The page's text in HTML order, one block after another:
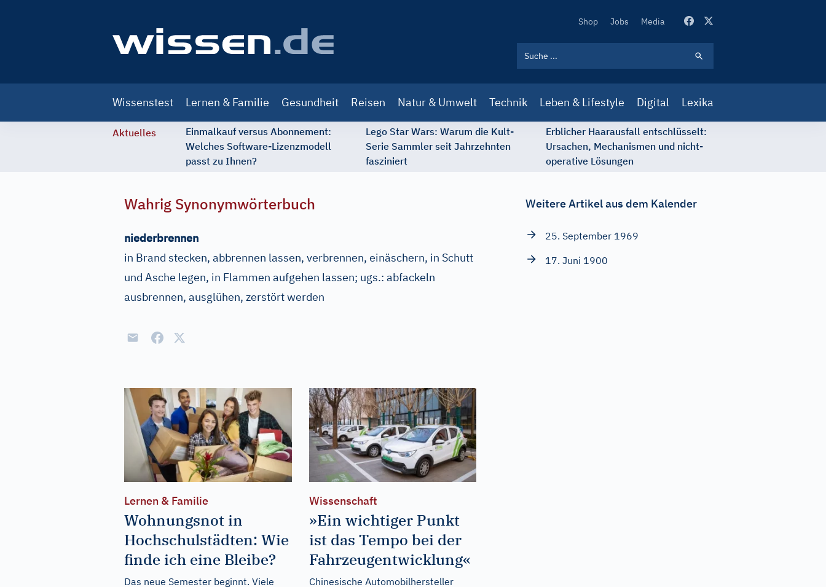
Secondary
Shop Jobs Media
navigation
Wissenstest Lernen & Familie Gesundheit Reisen Natur & Umwelt Technik Leben & Lifestyle Digital Lexika
Aktuelles
Einmalkauf versus Abonnement:
Welches Software-Lizenzmodell
passt zu Ihnen?
Lego Star Wars: Warum die Kult-
Serie Sammler seit Jahrzehnten
fasziniert
Erblicher Haarausfall entschlüsselt:
Ursachen, Mechanismen und nicht-
operative Lösungen
Wahrig Synonymwörterbuch
niederbrennen
in Brand stecken, abbrennen lassen, verbrennen, einäschern, in Schutt
und Asche legen, in Flammen aufgehen lassen; ugs.: abfackeln
ausbrennen, ausglühen, zerstört werden
Lernen & Familie
Wohnungsnot in
Hochschulstädten: Wie
finde ich eine Bleibe?
Das neue Semester beginnt. Viele
Wissenschaft
»Ein wichtiger Punkt
ist das Tempo bei der
Fahrzeugentwicklung«
Chinesische Automobilhersteller
Weitere Artikel aus dem Kalender
25. September 1969
17. Juni 1900